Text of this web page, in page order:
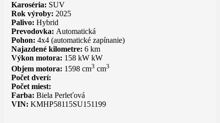
Karoséria: SUV
Rok výroby: 2025
Palivo: Hybrid
Prevodovka: Automatická
Pohon: 4x4 (automatické zapínanie)
Najazdené kilometre: 6 km
Výkon motora: 158 kW kW
Objem motora: 1598 cm3 cm3
Počet dverí:
Počet miest:
Farba: Biela Perleťová
VIN: KMHP58115SU151199